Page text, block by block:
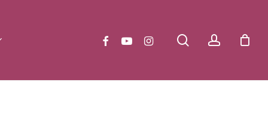
searchaccount
facebookyoutubeinstagram Cart